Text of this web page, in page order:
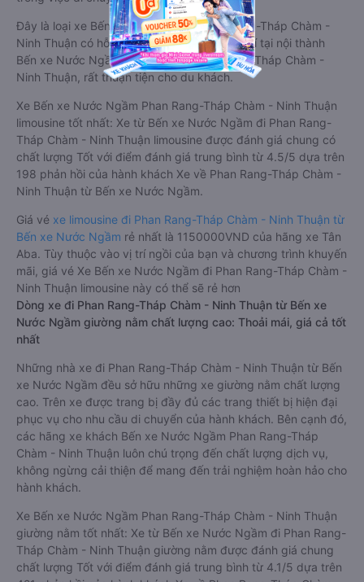
riêng biệt giữa khoang lái và khoang hành khách. Khoảng
cách giữa các ghế ngồi rất thoải mái, không nhồi nhét. Luôn
đáp ứng được nhu cầu về sang trọng, thoải mái và tiện nghi
trong việc di chuyển.
Đây là loại xe Bến xe Nước Ngầm Phan Rang-Tháp Chàm -
Ninh Thuận có hỗ trợ đón/trả tận nơi miễn phí tại nội thành
Bến xe Nước Ngầm và nội thành Phan Rang-Tháp Chàm -
Ninh Thuận, rất thuận tiện cho du khách.
Xe Bến xe Nước Ngầm Phan Rang-Tháp Chàm - Ninh Thuận
limousine tốt nhất: Xe từ Bến xe Nước Ngầm đi Phan Rang-
Tháp Chàm - Ninh Thuận limousine được đánh giá chung có
chất lượng Tốt với điểm đánh giá trung bình từ 4.5/5 dựa trên
198 phản hồi của hành khách Xe về Phan Rang-Tháp Chàm -
Ninh Thuận từ Bến xe Nước Ngầm.
Giá véxe limousine đi Phan Rang-Tháp Chàm - Ninh Thuận từ
Bến xe Nước Ngầm rẻ nhất là 1150000VND của hãng xe Tân
Aba. Tùy thuộc vào vị trí ngồi của bạn và chương trình khuyến
mãi, giá vé Xe Bến xe Nước Ngầm đi Phan Rang-Tháp Chàm -
Ninh Thuận limousine này có thể sẽ rẻ hơn
Dòng xe đi Phan Rang-Tháp Chàm - Ninh Thuận từ Bến xe
Nước Ngầm giường nằm chất lượng cao: Thoải mái, giá cả tốt
nhất
Những nhà xe đi Phan Rang-Tháp Chàm - Ninh Thuận từ Bến
xe Nước Ngầm đều sở hữu những xe giường nằm chất lượng
cao. Trên xe được trang bị đầy đủ các trang thiết bị hiện đại
phục vụ cho nhu cầu di chuyển của hành khách. Bên cạnh đó,
các hãng xe khách Bến xe Nước Ngầm Phan Rang-Tháp
Chàm - Ninh Thuận luôn chú trọng đến chất lượng dịch vụ,
không ngừng cải thiện để mang đến trải nghiệm hoàn hảo cho
hành khách.
Xe Bến xe Nước Ngầm Phan Rang-Tháp Chàm - Ninh Thuận